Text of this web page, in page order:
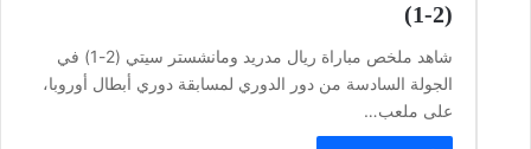
(2-1)
شاهد ملخص مباراة ريال مدريد ومانشستر سيتي (2-1) في
الجولة السادسة من دور الدوري لمسابقة دوري أبطال أوروبا،
على ملعب…